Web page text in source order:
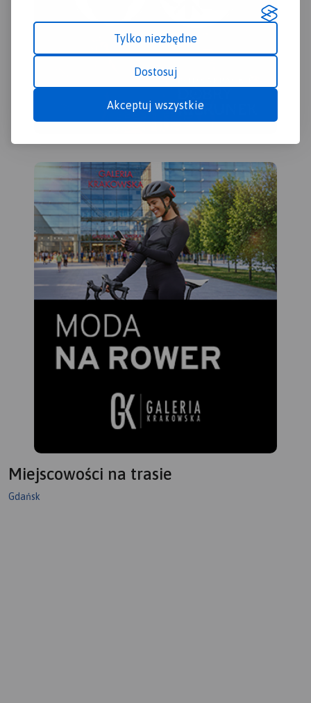
Tylko niezbędne
Dostosuj
Akceptuj wszystkie
Miejscowości na trasie
Gdańsk